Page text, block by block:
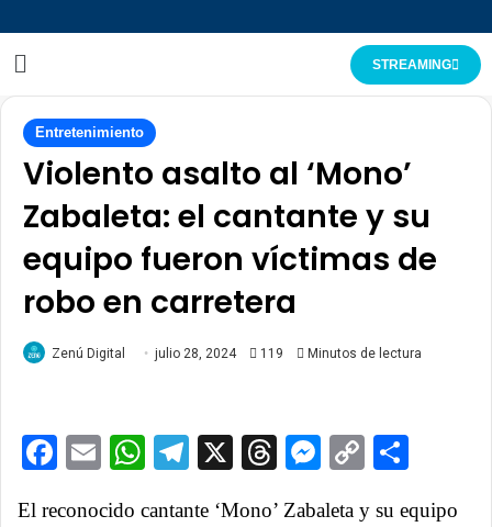
STREAMING
Entretenimiento
Violento asalto al ‘Mono’
Zabaleta: el cantante y su
equipo fueron víctimas de
robo en carretera
Zenú Digital julio 28, 2024 119 Minutos de lectura
Facebook
EmailWhatsApp
Telegram
X ThreadsCopy
El reconocido cantante ‘Mono’ Zabaleta y su equipo